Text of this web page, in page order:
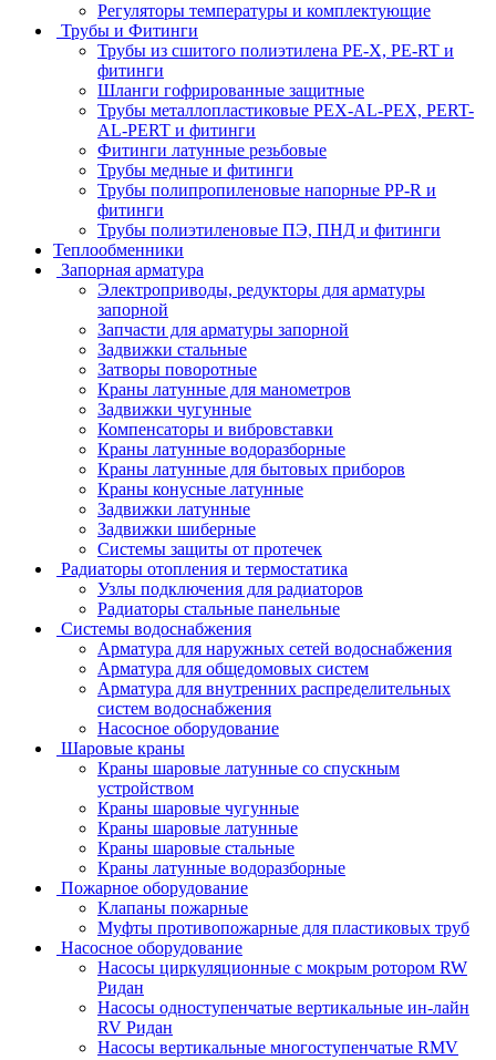
Регуляторы температуры и комплектующие
Трубы и Фитинги
Трубы из сшитого полиэтилена PE-X, PE-RT и
фитинги
Шланги гофрированные защитные
Трубы металлопластиковые PEX-AL-PEX, PERT-
AL-PERT и фитинги
Фитинги латунные резьбовые
Трубы медные и фитинги
Трубы полипропиленовые напорные PP-R и
фитинги
Трубы полиэтиленовые ПЭ, ПНД и фитинги
Теплообменники
Запорная арматура
Электроприводы, редукторы для арматуры
запорной
Запчасти для арматуры запорной
Задвижки стальные
Затворы поворотные
Краны латунные для манометров
Задвижки чугунные
Компенсаторы и вибровставки
Краны латунные водоразборные
Краны латунные для бытовых приборов
Краны конусные латунные
Задвижки латунные
Задвижки шиберные
Системы защиты от протечек
Радиаторы отопления и термостатика
Узлы подключения для радиаторов
Радиаторы стальные панельные
Системы водоснабжения
Арматура для наружных сетей водоснабжения
Арматура для общедомовых систем
Арматура для внутренних распределительных
систем водоснабжения
Насосное оборудование
Шаровые краны
Краны шаровые латунные со спускным
устройством
Краны шаровые чугунные
Краны шаровые латунные
Краны шаровые стальные
Краны латунные водоразборные
Пожарное оборудование
Клапаны пожарные
Муфты противопожарные для пластиковых труб
Насосное оборудование
Насосы циркуляционные с мокрым ротором RW
Ридан
Насосы одноступенчатые вертикальные ин-лайн
RV Ридан
Насосы вертикальные многоступенчатые RMV